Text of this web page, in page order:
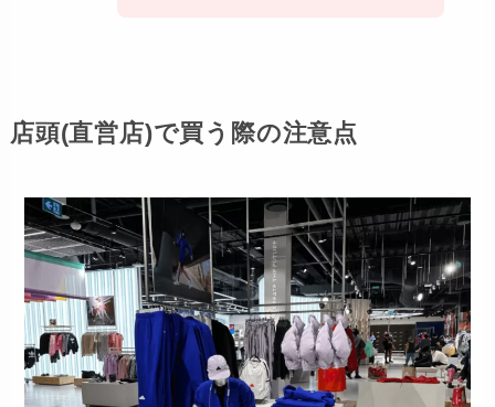
店頭(直営店)で買う際の注意点